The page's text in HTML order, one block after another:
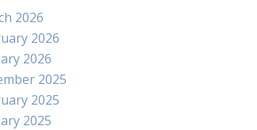
2026
2026
2026
2025
2025
2025